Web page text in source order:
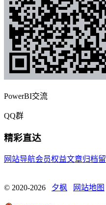
PowerBI交流
QQ群
精彩直达
网站导航会员权益文章归档
© 2020-2026 夕枫 网站地图